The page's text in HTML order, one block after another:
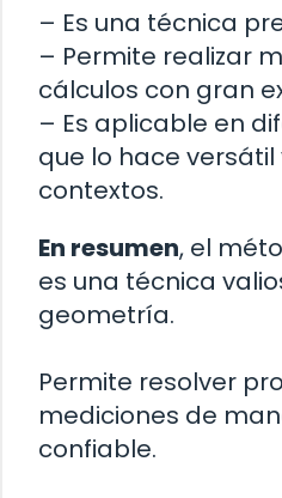
– Es una técnica
– Permite realizar
cálculos con gran
– Es aplicable en
que lo hace
contextos.
En resumen, el
es una técnica
geometría.
Permite resolver
mediciones de
confiable.